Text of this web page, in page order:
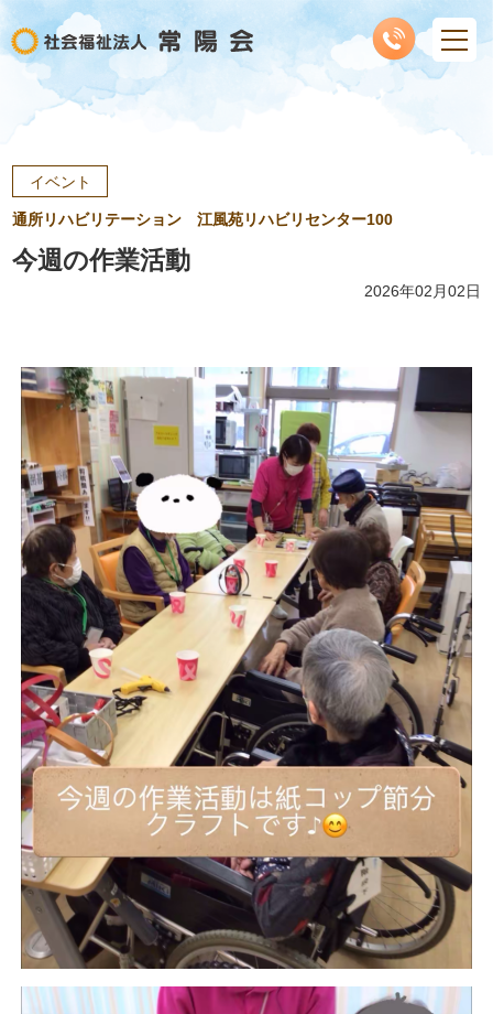
イベント
通所リハビリテーション 江風苑リハビリセンター100
今週の作業活動
2026年02月02日